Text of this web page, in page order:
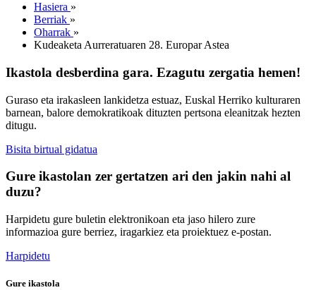
Hasiera »
Berriak »
Oharrak »
Kudeaketa Aurreratuaren 28. Europar Astea
Ikastola desberdina gara. Ezagutu zergatia hemen!
Guraso eta irakasleen lankidetza estuaz, Euskal Herriko kulturaren
barnean, balore demokratikoak dituzten pertsona eleanitzak hezten
ditugu.
Bisita birtual gidatua
Gure ikastolan zer gertatzen ari den jakin nahi al
duzu?
Harpidetu gure buletin elektronikoan eta jaso hilero zure
informazioa gure berriez, iragarkiez eta proiektuez e-postan.
Harpidetu
Gure ikastola